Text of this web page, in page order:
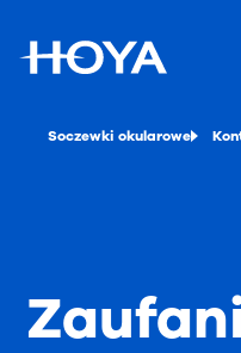
Soczewki okularowe